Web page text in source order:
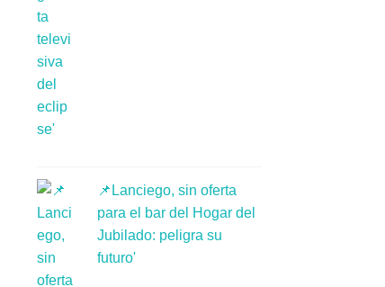
📌Lanciego, sin oferta
para el bar del Hogar del
Jubilado: peligra su
futuro'